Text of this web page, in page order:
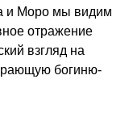
и Моро мы видим
отражение
взгляд на
богиню-